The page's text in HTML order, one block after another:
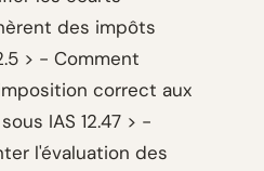
des impôts
> - Comment
correct aux
IAS 12.47 > -
l'évaluation des